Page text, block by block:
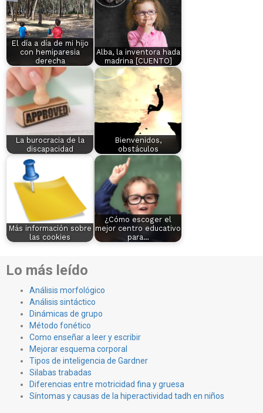
El día a día de mi hijo
con hemiparesia
derecha
Alba, la inventora hada
madrina [CUENTO]
La burocracia de la
discapacidad
Bienvenidos,
obstáculos
Más información sobre
las cookies
¿Cómo escoger el
mejor centro educativo
para…
Lo más leído
Análisis morfológico
Análisis sintáctico
Dinámicas de grupo
Método fonético
Como enseñar a leer y escribir
Mejorar esquema corporal
Tipos de inteligencia de Gardner
Silabas trabadas
Diferencias entre motricidad fina y gruesa
Síntomas y causas de la hiperactividad tadh en niños